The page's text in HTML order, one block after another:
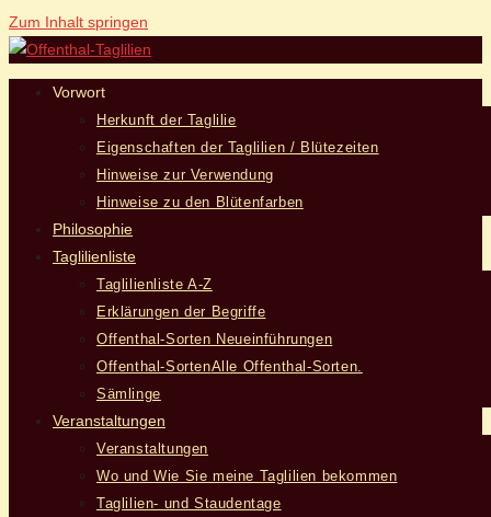
Zum Inhalt springen
Vorwort
Herkunft der Taglilie
Eigenschaften der Taglilien / Blütezeiten
Hinweise zur Verwendung
Hinweise zu den Blütenfarben
Philosophie
Taglilienliste
Taglilienliste A-Z
Erklärungen der Begriffe
Offenthal-Sorten Neueinführungen
Offenthal-SortenAlle Offenthal-Sorten.
Sämlinge
Veranstaltungen
Veranstaltungen
Wo und Wie Sie meine Taglilien bekommen
Taglilien- und Staudentage